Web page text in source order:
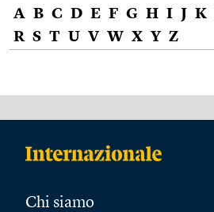
A B C D E F G H I J K
R S T U V W X Y Z
Chi siamo